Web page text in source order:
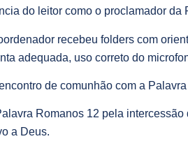
do leitor como o proclamador
recebeu folders com
adequada, uso correto do
de comunhão com a
Romanos 12 pela
a Deus.